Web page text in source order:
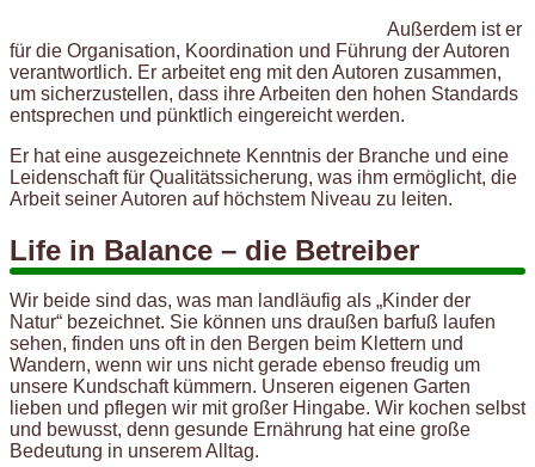
Außerdem ist er
für die Organisation, Koordination und Führung der Autoren
verantwortlich. Er arbeitet eng mit den Autoren zusammen,
um sicherzustellen, dass ihre Arbeiten den hohen Standards
entsprechen und pünktlich eingereicht werden.
Er hat eine ausgezeichnete Kenntnis der Branche und eine
Leidenschaft für Qualitätssicherung, was ihm ermöglicht, die
Arbeit seiner Autoren auf höchstem Niveau zu leiten.
Life in Balance – die Betreiber
Wir beide sind das, was man landläufig als „Kinder der
Natur“ bezeichnet. Sie können uns draußen barfuß laufen
sehen, finden uns oft in den Bergen beim Klettern und
Wandern, wenn wir uns nicht gerade ebenso freudig um
unsere Kundschaft kümmern. Unseren eigenen Garten
lieben und pflegen wir mit großer Hingabe. Wir kochen selbst
und bewusst, denn gesunde Ernährung hat eine große
Bedeutung in unserem Alltag.